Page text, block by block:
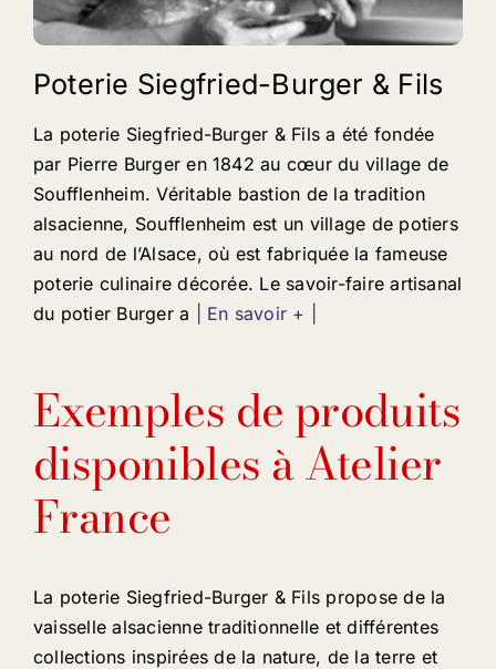
Poterie Siegfried-Burger & Fils
La poterie Siegfried-Burger & Fils a été fondée
par Pierre Burger en 1842 au cœur du village de
Soufflenheim. Véritable bastion de la tradition
alsacienne, Soufflenheim est un village de potiers
au nord de l’Alsace, où est fabriquée la fameuse
poterie culinaire décorée. Le savoir-faire artisanal
du potier Burger a
| En savoir + |
Exemples de produits
disponibles à Atelier
France
La poterie Siegfried-Burger & Fils propose de la
vaisselle alsacienne traditionnelle et différentes
collections inspirées de la nature, de la terre et